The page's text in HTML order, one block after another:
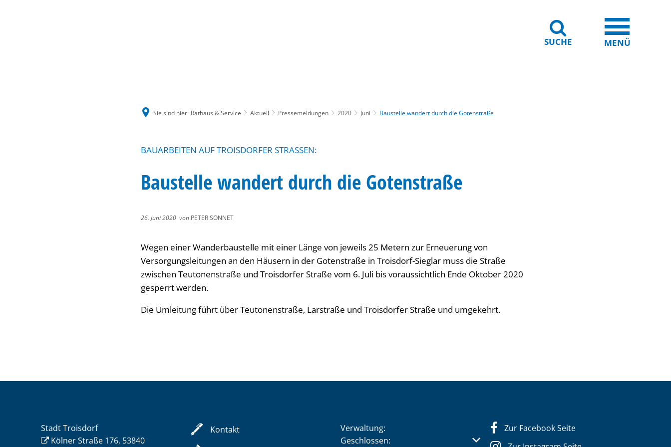
SUCHE MENÜ
Sie sind hier: Rathaus & Service Aktuell Pressemeldungen 2020 Juni Baustelle wandert durch die Gotenstraße
BAUARBEITEN AUF TROISDORFER STRASSEN:
Baustelle wandert durch die Gotenstraße
26. Juni 2020 von PETER SONNET
Wegen einer Wanderbaustelle mit einer Länge von jeweils 25 Metern zur Erneuerung von
Versorgungsleitungen an den Häusern in der Gotenstraße in Troisdorf-Sieglar muss die Straße
zwischen Teutonenstraße und Troisdorfer Straße vom 6. Juli bis voraussichtlich Ende Oktober 2020
gesperrt werden.
Die Umleitung führt über Teutonenstraße, Larstraße und Troisdorfer Straße und umgekehrt.
Stadt Troisdorf
Kölner Straße 176, 53840
Kontakt
Verwaltung:
Klicken, um weitere Öffnungs- oder Schließzeiten auszublenden
Geschlossen:
Zur Facebook Seite